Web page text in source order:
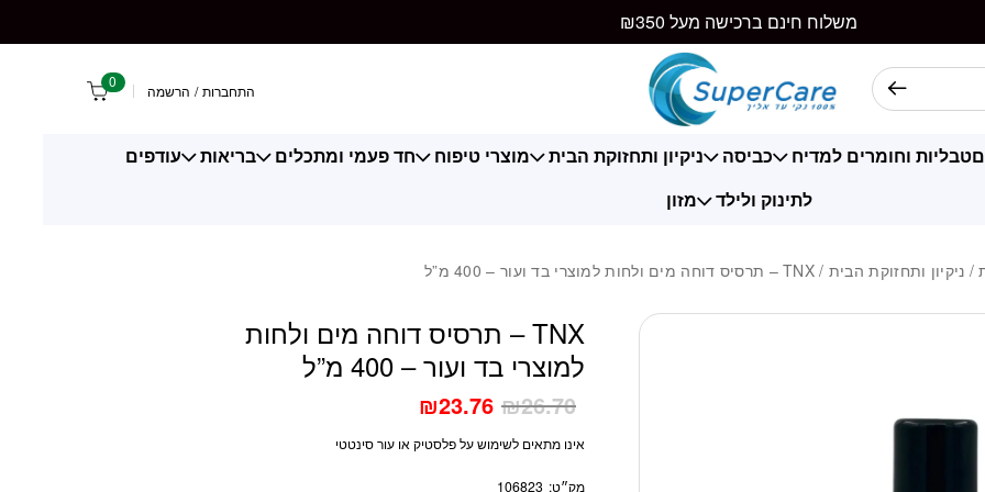
משלוח חינם ברכישה מעל ₪350
התחברות / הרשמה 0
טבליות וחומרים למדיח כביסה ניקיון ותחזוקת הבית מוצרי טיפוח חד פעמי ומתכלים בריאות
עודפים
לתינוק ולילד
מזון
/ ניקיון ותחזוקת הבית / TNX – תרסיס דוחה מים ולחות למוצרי בד ועור – 400 מ”ל
TNX – תרסיס דוחה מים ולחות
למוצרי בד ועור – 400 מ”ל
₪26.70
₪23.76
אינו מתאים לשימוש על פלסטיק או עור סינטטי
מק״ט: 106823